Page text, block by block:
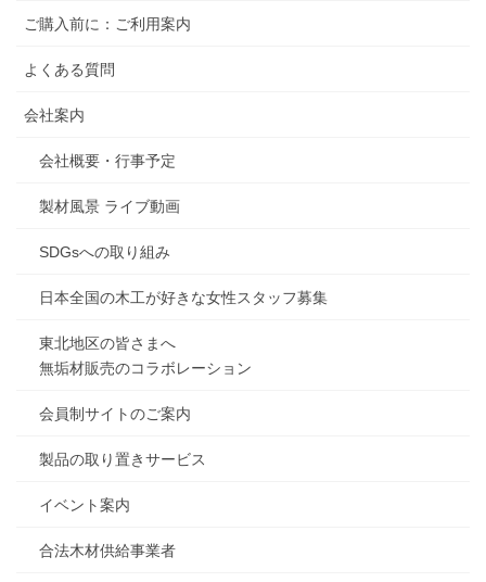
ご購入前に：ご利用案内
よくある質問
会社案内
会社概要・行事予定
製材風景 ライブ動画
SDGsへの取り組み
日本全国の木工が好きな女性スタッフ募集
東北地区の皆さまへ
無垢材販売のコラボレーション
会員制サイトのご案内
製品の取り置きサービス
イベント案内
合法木材供給事業者